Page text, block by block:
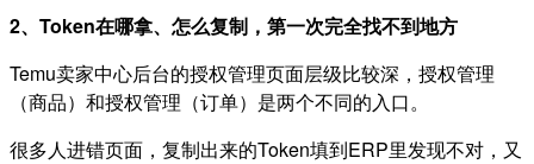
2、Token在哪拿、怎么复制，第一次完全找不到地方
Temu卖家中心后台的授权管理页面层级比较深，授权管理
（商品）和授权管理（订单）是两个不同的入口。
很多人进错页面，复制出来的Token填到ERP里发现不对，又